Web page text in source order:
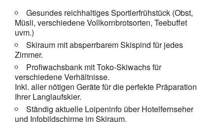
Gesundes reichhaltiges Sportlerfrühstück (Obst,
Müsli, verschiedene Vollkornbrotsorten, Teebuffet
uvm.)
Skiraum mit absperrbarem Skispind für jedes
Zimmer.
Profiwachsbank mit Toko-Skiwachs für
verschiedene Verhältnisse.
Inkl. aller nötigen Geräte für die perfekte Präparation
Ihrer Langlaufskier.
Ständig aktuelle Loipeninfo über Hotelfernseher
und Infobildschirme im Skiraum.